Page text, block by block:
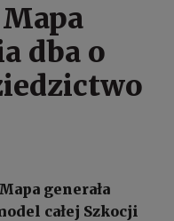
dba o
generała
całej Szkocji